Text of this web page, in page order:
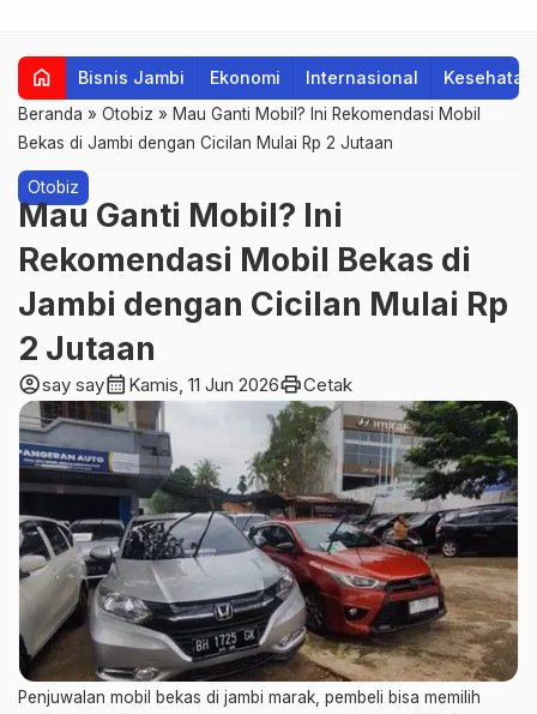
home Bisnis Jambi Ekonomi Internasional Kesehatan
Beranda » Otobiz » Mau Ganti Mobil? Ini Rekomendasi Mobil
Bekas di Jambi dengan Cicilan Mulai Rp 2 Jutaan
Otobiz
Mau Ganti Mobil? Ini
Rekomendasi Mobil Bekas di
Jambi dengan Cicilan Mulai Rp
2 Jutaan
account_circlesay saycalendar_month Kamis, 11 Jun 2026printCetak
Penjuwalan mobil bekas di jambi marak, pembeli bisa memilih